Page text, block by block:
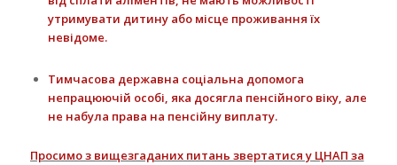
утримувати дитину або місце проживання їх
невідоме.
Тимчасова державна соціальна допомога
непрацюючій особі, яка досягла пенсійного віку, але
не набула права на пенсійну виплату.
Просимо з вищезгаданих питань звертатися у ЦНАП за